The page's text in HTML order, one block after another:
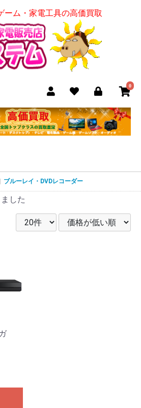
ーム・家電工具の高価買取
0
ブルーレイ・DVDレコーダー
した